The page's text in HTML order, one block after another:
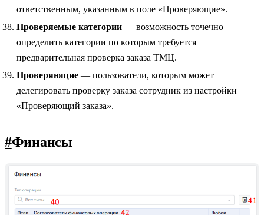
ответственным, указанным в поле «Проверяющие».
Проверяемые категории — возможность точечно
определить категории по которым требуется
предварительная проверка заказа ТМЦ.
Проверяющие — пользователи, которым может
делегировать проверку заказа сотрудник из настройки
«Проверяющий заказа».
#Финансы